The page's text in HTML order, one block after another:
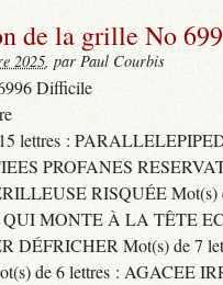
de la grille No
2025, par Paul Courbis
Difficile
lettres :
PROFANES
RISQUÉE
MONTE À LA TÊTE
DÉFRICHER Mot(s) de 7
de 6 lettres : AGACEE